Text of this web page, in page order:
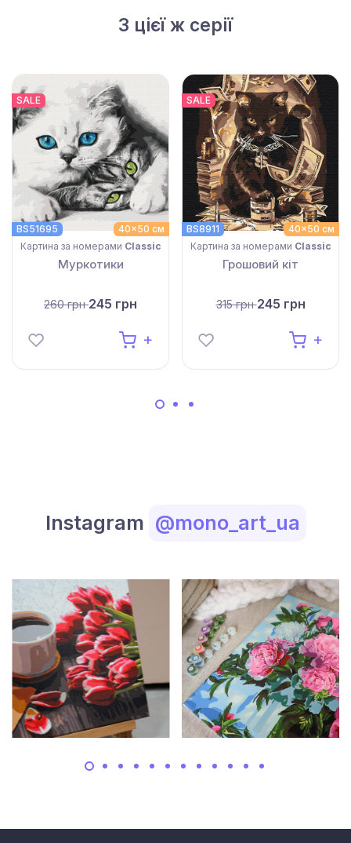
З цієї ж серії
SALE
40x50 см
BS51695
Картина за номерами Classic
Муркотики
260 грн245 грн
SALE
40x50 см
BS8911
Картина за номерами Classic
Грошовий кіт
315 грн245 грн
Instagram @mono_art_ua